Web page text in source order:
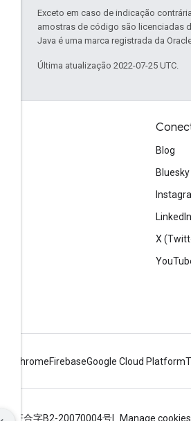
Exceto em caso de indicação
amostras de código são licenciadas
Java é uma marca registrada da
Última atualização 2022-07-25 UTC.
Blog
Bluesky
LinkedIn
X
ChromeFirebaseGoogle Cloud Platform
ICP证合字B2-20070004号 Manage cookies